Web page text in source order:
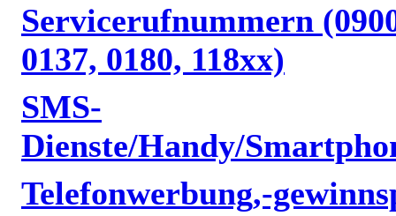
Servicerufnummern
0137, 0180, 118xx)
SMS-
Dienste/Handy/
Telefonwerbung,-